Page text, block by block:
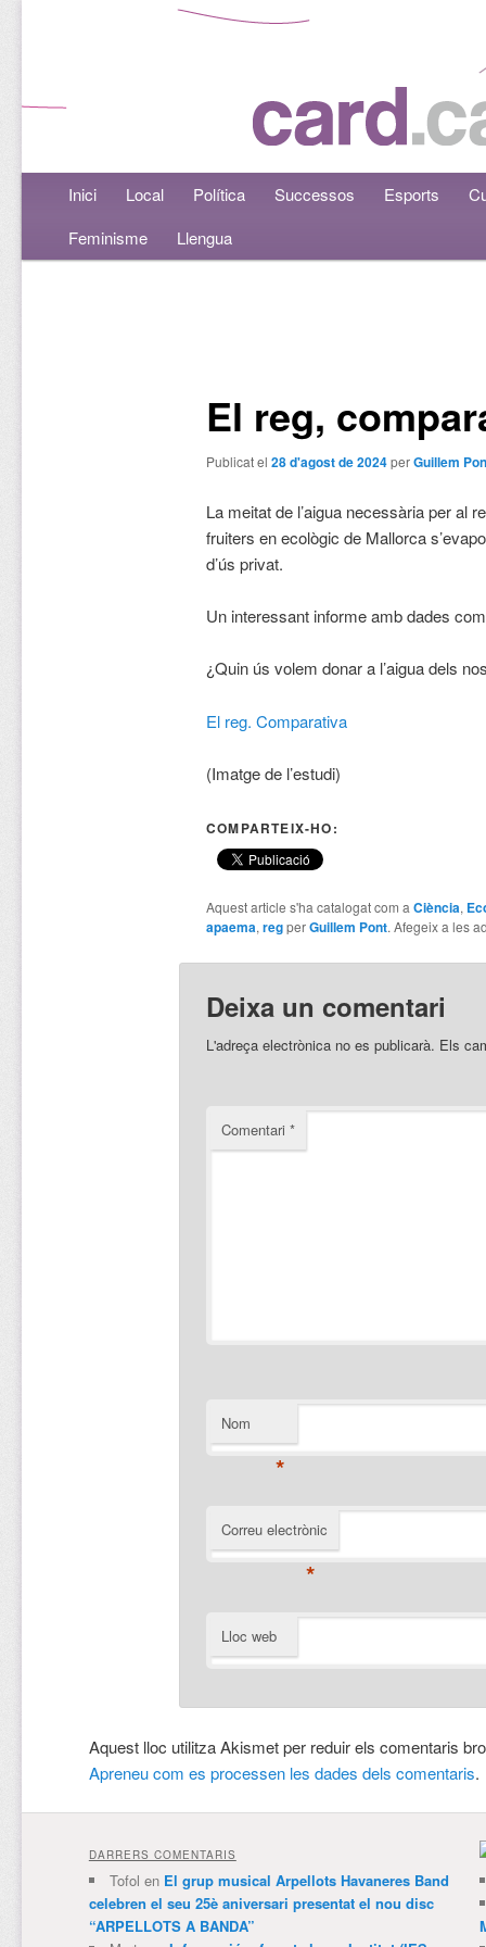
Menú principalAneu al contingut principal
Aneu al contingut secundari
Inici Local Política Successos Esports
Feminisme
Llengua
El reg,
Publicat el 28 d'agost de 2024perGuillem
La meitat de l’aigua necessària per al
fruiters en ecològic de Mallorca
d’ús privat.
Un interessant informe amb dades
¿Quin ús volem donar a l’aigua dels
El reg. Comparativa
(Imatge de l’estudi)
COMPARTEIX-HO:
Aquest article s'ha catalogat com a Ciència,
apaema, regperGuillem Pont. Afegeix a les
Deixa un comentari
L'adreça electrònica no es publicarà. Els
Comentari *
Nom
*
Correu electrònic
*
Lloc web
Aquest lloc utilitza Akismet per reduir els comentaris
Apreneu com es processen les dades dels comentaris.
DARRERS COMENTARIS
Tofol en El grup musical Arpellots Havaneres Band
celebren el seu 25è aniversari presentat el nou disc
“ARPELLOTS A BANDA”